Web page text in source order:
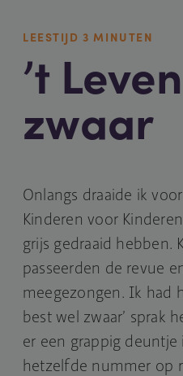
LEESTIJD 3 MINUTEN
’t
zwaar
Onlangs draaide ik
Kinderen voor
grijs gedraaid hebben.
passeerden de revue
meegezongen. Ik had
best wel zwaar’ sprak
er een grappig
hetzelfde nummer op